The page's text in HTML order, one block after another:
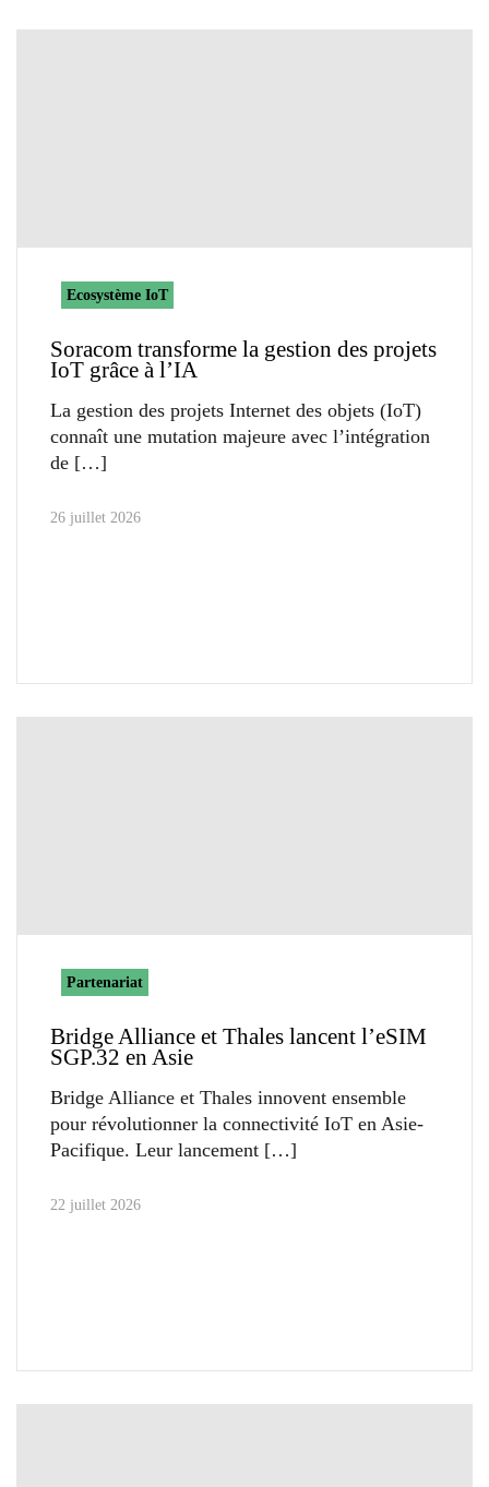
Ecosystème IoT
Soracom transforme la gestion des projets
IoT grâce à l’IA
La gestion des projets Internet des objets (IoT)
connaît une mutation majeure avec l’intégration
de
26 juillet 2026
Partenariat
Bridge Alliance et Thales lancent l’eSIM
SGP.32 en Asie
Bridge Alliance et Thales innovent ensemble
pour révolutionner la connectivité IoT en Asie-
Pacifique. Leur lancement
22 juillet 2026